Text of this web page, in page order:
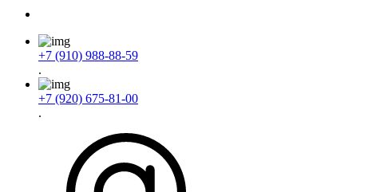
+7 (910) 988-88-59
.
+7 (920) 675-81-00
.